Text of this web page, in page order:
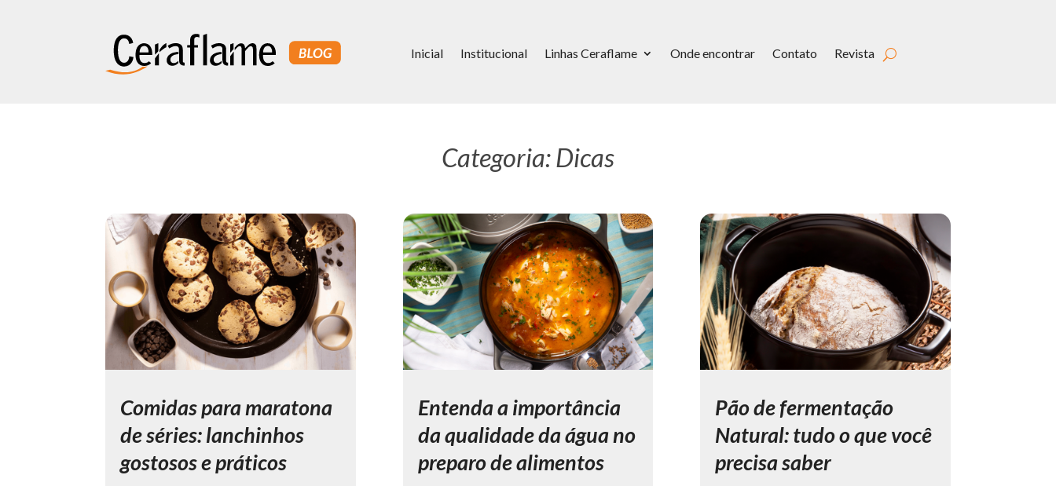
Inicial Institucional Linhas Ceraflame Onde encontrar Contato Revista
Categoria: Dicas
Comidas para maratona
de séries: lanchinhos
gostosos e práticos
Entenda a importância
da qualidade da água no
preparo de alimentos
Pão de fermentação
Natural: tudo o que você
precisa saber